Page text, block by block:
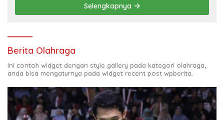
Selengkapnya
Berita Olahraga
Ini contoh widget dengan style gallery pada kategori olahraga,
anda bisa mengaturnya pada widget recent post wpberita.